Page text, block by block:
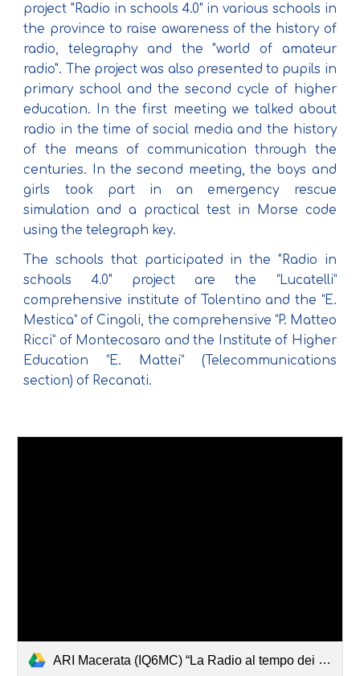
project "Radio in schools 4.0" in various schools in
the province to raise awareness of the history of
radio, telegraphy and the "world of amateur
radio". The project was also presented to pupils in
primary school and the second cycle of higher
education. In the first meeting we talked about
radio in the time of social media and the history
of the means of communication through the
centuries. In the second meeting, the boys and
girls took part in an emergency rescue
simulation and a practical test in Morse code
using the telegraph key.
The schools that participated in the "Radio in
schools 4.0" project are the “Lucatelli”
comprehensive institute of Tolentino and the “E.
Mestica” of Cingoli, the comprehensive “P. Matteo
Ricci” of Montecosaro and the Institute of Higher
Education “E. Mattei” (Telecommunications
section) of Recanati.
ARI Macerata (IQ6MC) “La Radio al tempo dei Social”.pdf